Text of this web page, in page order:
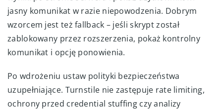
jasny komunikat w razie niepowodzenia. Dobrym
wzorcem jest też fallback – jeśli skrypt został
zablokowany przez rozszerzenia, pokaż kontrolny
komunikat i opcję ponowienia.
Po wdrożeniu ustaw polityki bezpieczeństwa
uzupełniające. Turnstile nie zastępuje rate limiting,
ochrony przed credential stuffing czy analizy